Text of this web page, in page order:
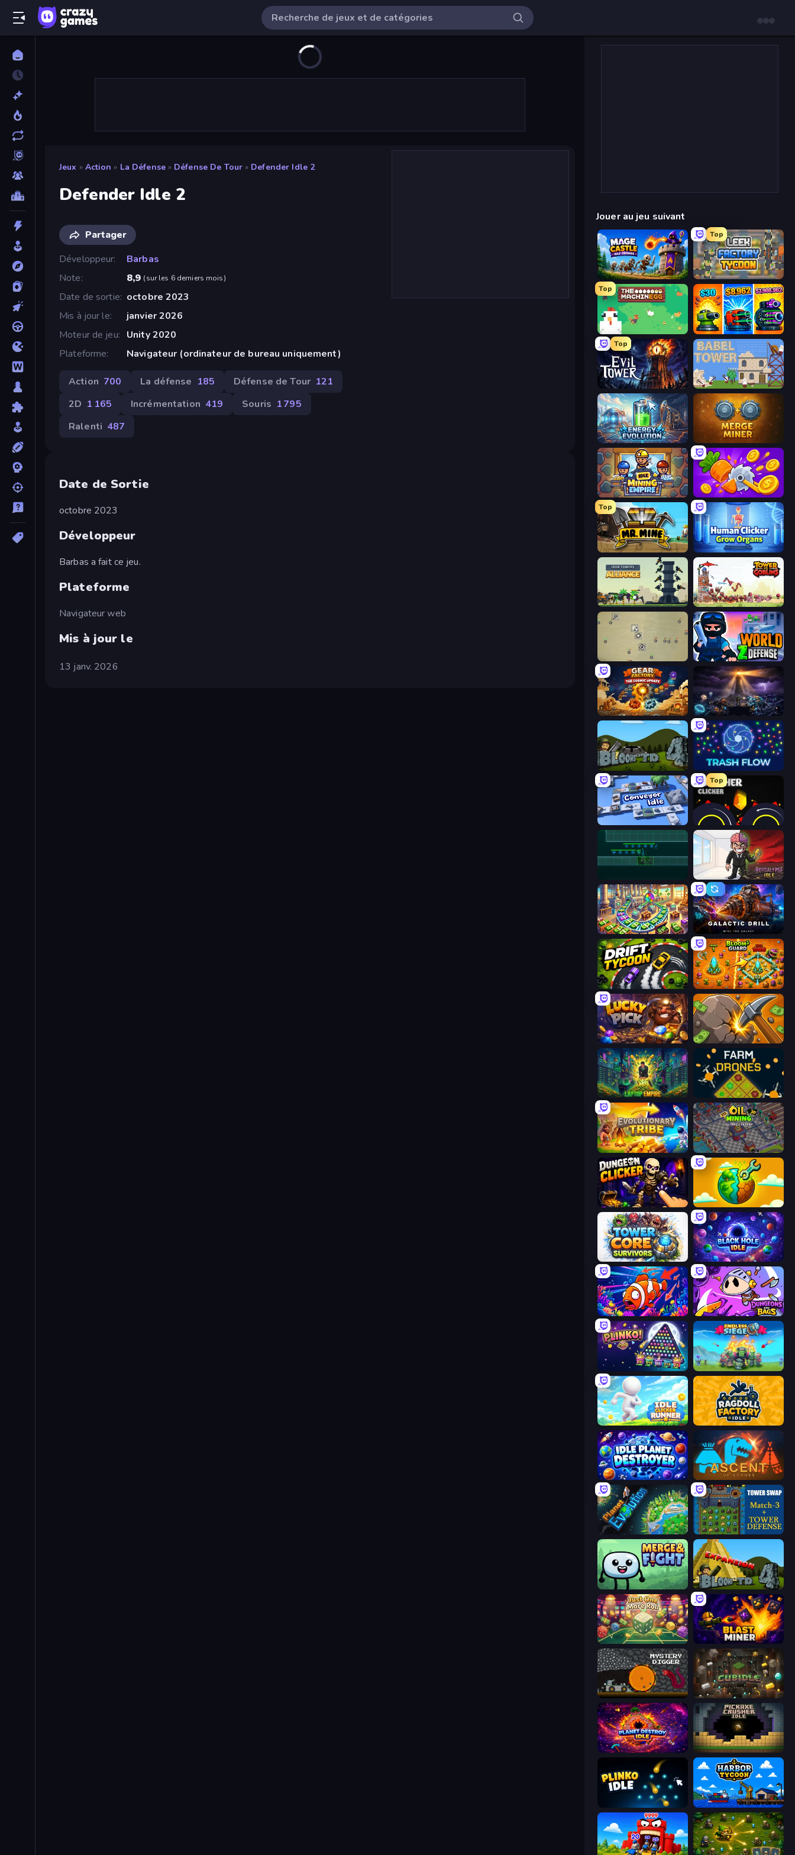
Jeux » Action » La Défense » Défense De Tour » Defender Idle 2
Defender Idle 2
Partager
Développeur
Barbas
Note
8,9 (sur les 6 derniers mois)
Date de sortie octobre 2023
Mis à jour le
janvier 2026
Moteur de jeu
Unity 2020
Plateforme
Navigateur (ordinateur de bureau uniquement)
Action 700 La défense 185 Défense de Tour 121
2D 1 165 Incrémentation 419 Souris 1 795
Ralenti 487
Date de Sortie
octobre 2023
Développeur
Barbas a fait ce jeu.
Plateforme
Navigateur web
Mis à jour le
13 janv. 2026
Jouer au jeu suivant
Mage Castle Idle Defense
Top
Leek Factory Tycoon
Top
The MachinEGG Pumpkin Defense: Merge Cannon
Top
Evil Tower Babel Tower
Energy Evolution Merge Miner
Idle Mining Empire Farm Ring Idle
Top
Mr. Mine Human Clicker: Grow Organs
Iron Towers Alliance Tower vs Goblins
Desktop Tower Defense World Z Defense - Zombie Defense
Gear Factory The Last Lighthouse
Bloons Tower Defense 4 Trash Flow
Conveyor Idle
Top
Crusher Clicker
Rotcalypse: Idle Incremental
Money Factory: Tycoon Idle Game Galactic Drill
Drift Tycoon BloomGuard
Lucky Pick Mine Clicker
Laptop Empire Farm Drones
Evolutionary Tribe Oil Mining 3D: Petrol Factory
Dungeon Clicker Land Explorers: Merge & Build
Tower Core Survivors Black Hole Idle
Fish Catch Idle Dungeons and Bags
PLINKO! Endless Siege
Idle Clicker Runner Ragdoll Factory Idle
Idle Planet Destroyer Ascent of Echoes
Planet Evolution: Idle Clicker Tower Swap
Merge & Fight Bloons Tower Defense 4 Expansion
Just One More Roll Blast Miner
Mystery Digger Cubidle
Planet Destroy Idle Pickaxe Crusher Idle
Plinko Idle Harbor Tycoon